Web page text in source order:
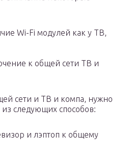
Wi-Fi модулей как у ТВ,
к общей сети ТВ и
сети и ТВ и компа, нужно
из следующих способов:
и лэптоп к общему